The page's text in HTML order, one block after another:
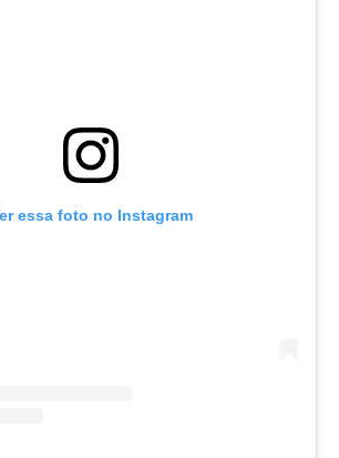
essa foto no Instagram